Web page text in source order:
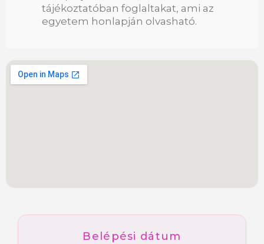
tájékoztatóban foglaltakat, ami az
egyetem honlapján olvasható.
Belépési dátum